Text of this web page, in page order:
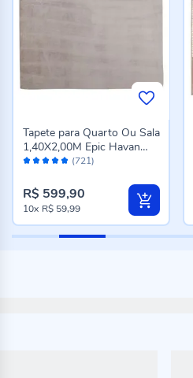
Avaliação: (721)
Tapete para Quarto Ou Sala
1,40X2,00M Epic Havan
Casa - Cinza Novo
R$ 599,90
10x R$ 59,99